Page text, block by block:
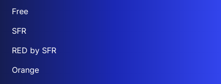
Free
SFR
RED by SFR
Orange